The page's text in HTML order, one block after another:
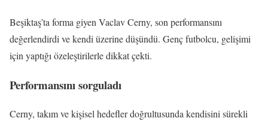
Beşiktaş’ta forma giyen Vaclav Cerny, son performansını
değerlendirdi ve kendi üzerine düşündü. Genç futbolcu, gelişimi
için yaptığı özeleştirilerle dikkat çekti.
Performansını sorguladı
Cerny, takım ve kişisel hedefler doğrultusunda kendisini sürekli